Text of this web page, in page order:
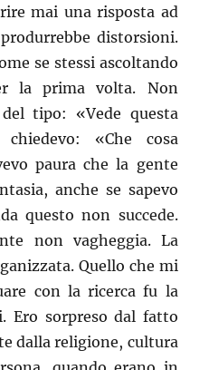
mai una risposta ad
distorsioni.
se stessi ascoltando
la prima volta. Non
tipo: «Vede questa
«Che cosa
paura che la gente
anche se sapevo
questo non succede.
non vagheggia. La
Quello che mi
con la ricerca fu la
Ero sorpreso dal fatto
dalla religione, cultura